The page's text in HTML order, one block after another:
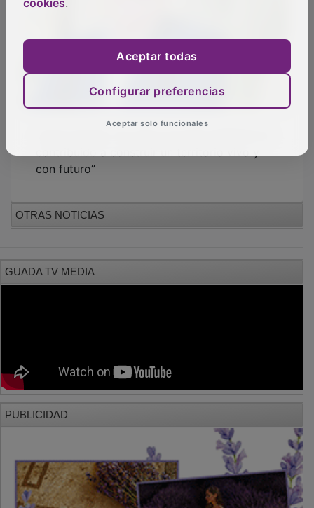
PUBLICIDAD
cookies.
Aceptar todas
Configurar preferencias
Aceptar solo funcionales